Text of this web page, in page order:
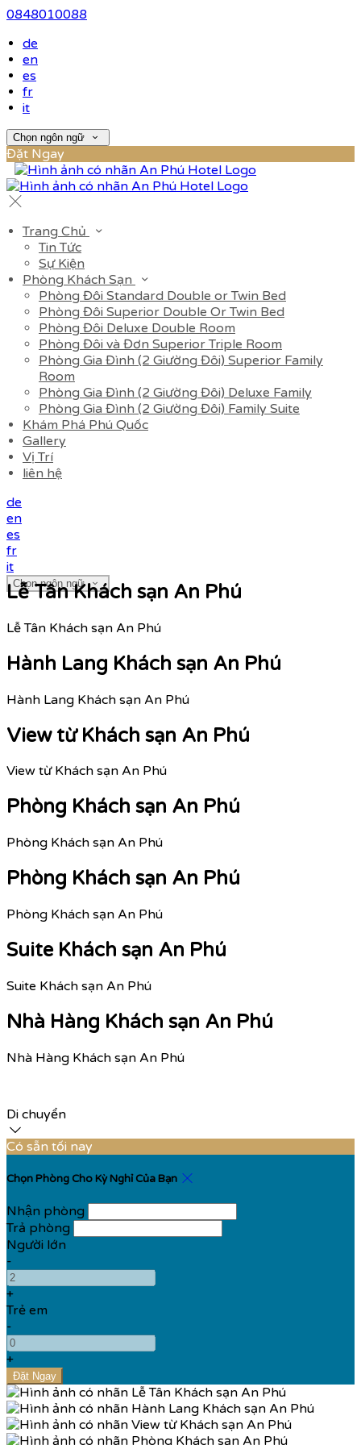
0848010088
de
en
es
fr
it
Chọn ngôn ngữ
Đặt Ngay
Trang Chủ
Tin Tức
Sự Kiện
Phòng Khách Sạn
Phòng Đôi Standard Double or Twin Bed
Phòng Đôi Superior Double Or Twin Bed
Phòng Đôi Deluxe Double Room
Phòng Đôi và Đơn Superior Triple Room
Phòng Gia Đình (2 Giường Đôi) Superior Family
Room
Phòng Gia Đình (2 Giường Đôi) Deluxe Family
Phòng Gia Đình (2 Giường Đôi) Family Suite
Khám Phá Phú Quốc
Gallery
Vị Trí
liên hệ
de
en
es
fr
it
Chọn ngôn ngữ
Lễ Tân Khách sạn An Phú
Lễ Tân Khách sạn An Phú
Hành Lang Khách sạn An Phú
Hành Lang Khách sạn An Phú
View từ Khách sạn An Phú
View từ Khách sạn An Phú
Phòng Khách sạn An Phú
Phòng Khách sạn An Phú
Phòng Khách sạn An Phú
Phòng Khách sạn An Phú
Suite Khách sạn An Phú
Suite Khách sạn An Phú
Nhà Hàng Khách sạn An Phú
Nhà Hàng Khách sạn An Phú
Di chuyển
Có sẵn tối nay
Chọn Phòng Cho Kỳ Nghỉ Của Bạn
Nhận phòng
Trả phòng
Người lớn
-
+
Trẻ em
-
+